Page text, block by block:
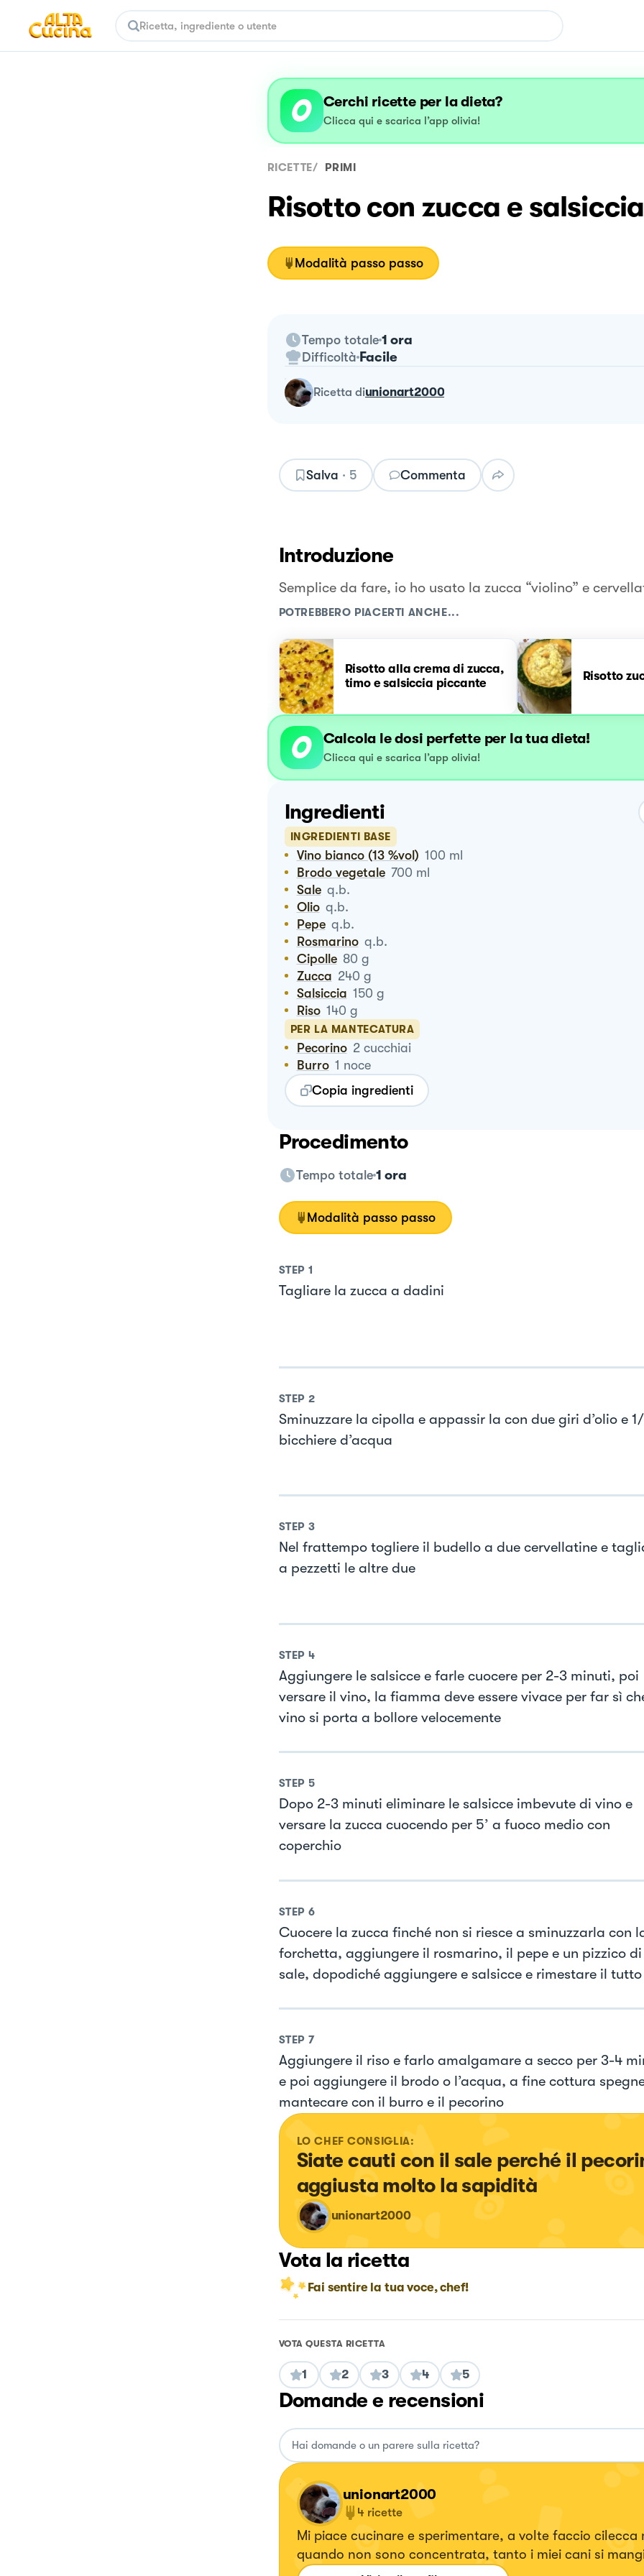
Cerchi ricette per la dieta?
Clicca qui e scarica l’app olivia!
RICETTE/ PRIMI
Risotto con zucca e salsiccia
Modalità passo passo
Tempo totale 1 ora
Difficoltà Facile
ricetta diunionart2000
Salva · 5 Commenta
Introduzione
Semplice da fare, io ho usato la zucca “violino” e
POTREBBERO PIACERTI ANCHE...
Risotto alla crema di zucca,
timo e salsiccia piccante
Risotto
Calcola le dosi perfette per la tua dieta!
Clicca qui e scarica l’app olivia!
Ingredienti
INGREDIENTI BASE
Vino bianco (13 %vol) 100 ml
Brodo vegetale 700 ml
Sale q.b.
Olio q.b.
Pepe q.b.
Rosmarino q.b.
Cipolle 80 g
Zucca 240 g
Salsiccia 150 g
Riso 140 g
PER LA MANTECATURA
Pecorino 2 cucchiai
Burro 1 noce
Copia ingredienti
Procedimento
Tempo totale 1 ora
Modalità passo passo
STEP 1
Tagliare la zucca a dadini
STEP 2
Sminuzzare la cipolla e appassir la con due giri d’olio e
bicchiere d’acqua
STEP 3
Nel frattempo togliere il budello a due cervellatine e
a pezzetti le altre due
STEP 4
Aggiungere le salsicce e farle cuocere per 2-3 minuti, poi
versare il vino, la fiamma deve essere vivace per far sì
vino si porta a bollore velocemente
STEP 5
Dopo 2-3 minuti eliminare le salsicce imbevute di vino e
versare la zucca cuocendo per 5’ a fuoco medio con
coperchio
STEP 6
Cuocere la zucca finché non si riesce a sminuzzarla con
forchetta, aggiungere il rosmarino, il pepe e un pizzico di
sale, dopodiché aggiungere e salsicce e rimestare il tutto
STEP 7
Aggiungere il riso e farlo amalgamare a secco per 3-4
e poi aggiungere il brodo o l’acqua, a fine cottura
mantecare con il burro e il pecorino
LO CHEF CONSIGLIA:
Siate cauti con il sale perché il
aggiusta molto la sapidità
unionart2000
Vota la ricetta
Fai sentire la tua voce, chef!
VOTA QUESTA RICETTA
1 2 3 4 5
Domande e recensioni
unionart2000
4 ricette
Mi piace cucinare e sperimentare, a volte faccio cilecca
quando non sono concentrata, tanto i miei cani si